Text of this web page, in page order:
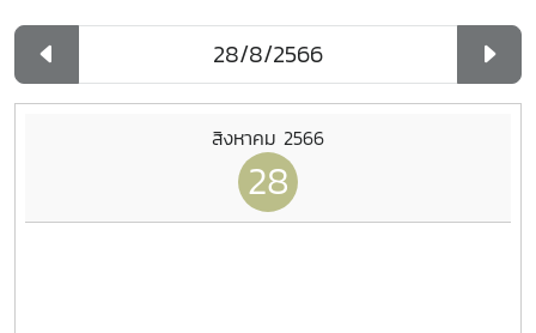
สิงหาคม 2566
28